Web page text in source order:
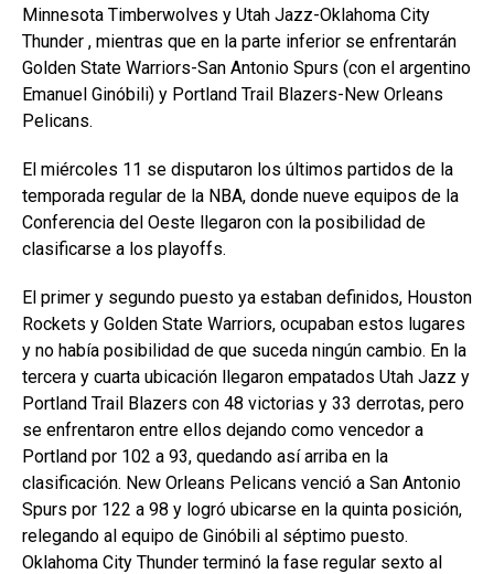
Minnesota Timberwolves y Utah Jazz-Oklahoma City
Thunder , mientras que en la parte inferior se enfrentarán
Golden State Warriors-San Antonio Spurs (con el argentino
Emanuel Ginóbili) y Portland Trail Blazers-New Orleans
Pelicans.
El miércoles 11 se disputaron los últimos partidos de la
temporada regular de la NBA, donde nueve equipos de la
Conferencia del Oeste llegaron con la posibilidad de
clasificarse a los playoffs.
El primer y segundo puesto ya estaban definidos, Houston
Rockets y Golden State Warriors, ocupaban estos lugares
y no había posibilidad de que suceda ningún cambio. En la
tercera y cuarta ubicación llegaron empatados Utah Jazz y
Portland Trail Blazers con 48 victorias y 33 derrotas, pero
se enfrentaron entre ellos dejando como vencedor a
Portland por 102 a 93, quedando así arriba en la
clasificación. New Orleans Pelicans venció a San Antonio
Spurs por 122 a 98 y logró ubicarse en la quinta posición,
relegando al equipo de Ginóbili al séptimo puesto.
Oklahoma City Thunder terminó la fase regular sexto al